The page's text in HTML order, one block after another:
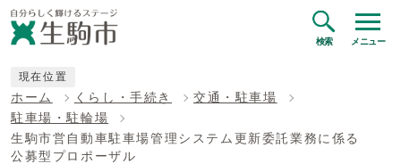
検索 メニュー
現在位置
ホーム くらし・手続き
交通・駐車場
駐車場・駐輪場
生駒市営自動車駐車場管理システム更新委託業務に係る
公募型プロポーザル